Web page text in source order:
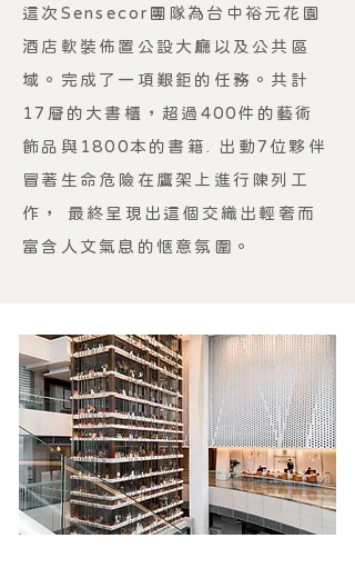
這次Sensecor團隊為台中裕元花園
酒店軟裝佈置公設大廳以及公共區
域。完成了一項艱鉅的任務。共計
17層的大書櫃，超過400件的藝術
飾品與1800本的書籍. 出動7位夥伴
冒著生命危險在鷹架上進行陳列工
作， 最終呈現出這個交織出輕奢而
富含人文氣息的愜意氛圍。